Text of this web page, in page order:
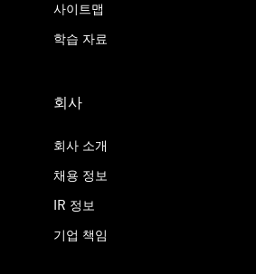
사이트맵
학습 자료
회사
회사 소개
채용 정보
IR 정보
기업 책임